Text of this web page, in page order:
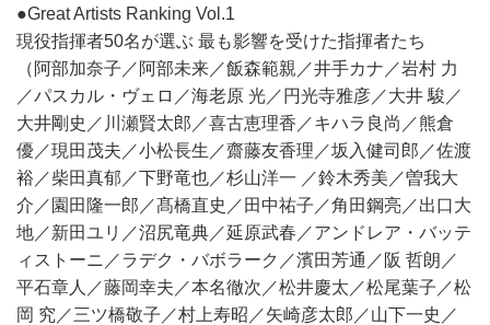
●Great Artists Ranking Vol.1
現役指揮者50名が選ぶ 最も影響を受けた指揮者たち
（阿部加奈子／阿部未来／飯森範親／井手カナ／岩村 力
／パスカル・ヴェロ／海老原 光／円光寺雅彦／大井 駿／
大井剛史／川瀬賢太郎／喜古恵理香／キハラ良尚／熊倉
優／現田茂夫／小松長生／齋藤友香理／坂入健司郎／佐渡
裕／柴田真郁／下野竜也／杉山洋一 ／鈴木秀美／曽我大
介／園田隆一郎／髙橋直史／田中祐子／角田鋼亮／出口大
地／新田ユリ／沼尻竜典／延原武春／アンドレア・バッテ
ィストーニ／ラデク・バボラーク／濱田芳通／阪 哲朗／
平石章人／藤岡幸夫／本名徹次／松井慶太／松尾葉子／松
岡 究／三ツ橋敬子／村上寿昭／矢崎彦太郎／山下一史／